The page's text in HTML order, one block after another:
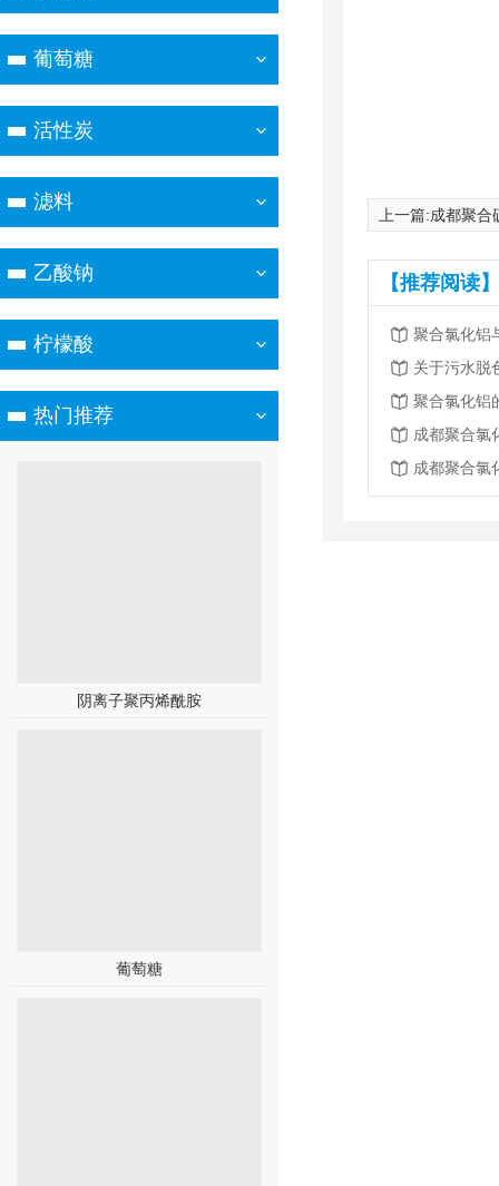
葡萄糖
活性炭
滤料
乙酸钠
柠檬酸
热门推荐
阴离子聚丙烯酰胺
葡萄糖
上一篇:成都聚合
【推荐阅读
关于污水脱
聚合氯化铝